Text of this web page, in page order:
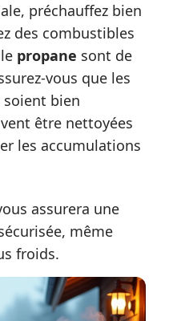
préchauffez bien
des combustibles
propane sont de
vous que les
soient bien
être nettoyées
les accumulations
assurera une
même
froids.